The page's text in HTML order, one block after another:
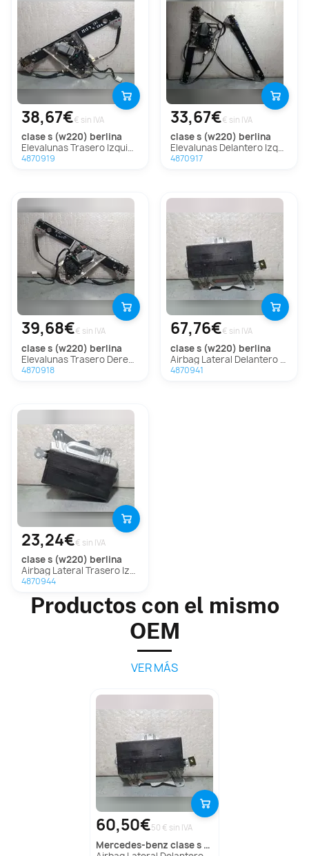
38,67€€ sin IVA
clase s (w220) berlina
Elevalunas Trasero Izquierdo Para Mercedes Clase S Berlina
4870919
33,67€€ sin IVA
clase s (w220) berlina
Elevalunas Delantero Izquierdo Para Mercedes Clase S Berlina
4870917
39,68€€ sin IVA
clase s (w220) berlina
Elevalunas Trasero Derecho Para Mercedes Clase S Berlina
4870918
67,76€€ sin IVA
clase s (w220) berlina
Airbag Lateral Delantero Izquierdo Para Mercedes Clase S Berlina
4870941
23,24€€ sin IVA
clase s (w220) berlina
Airbag Lateral Trasero Izquierdo Para Mercedes Clase S Berlina
4870944
Productos con el mismo
OEM
VER MÁS
60,50€50 € sin IVA
mercedes-benz clase s (w220) berlina